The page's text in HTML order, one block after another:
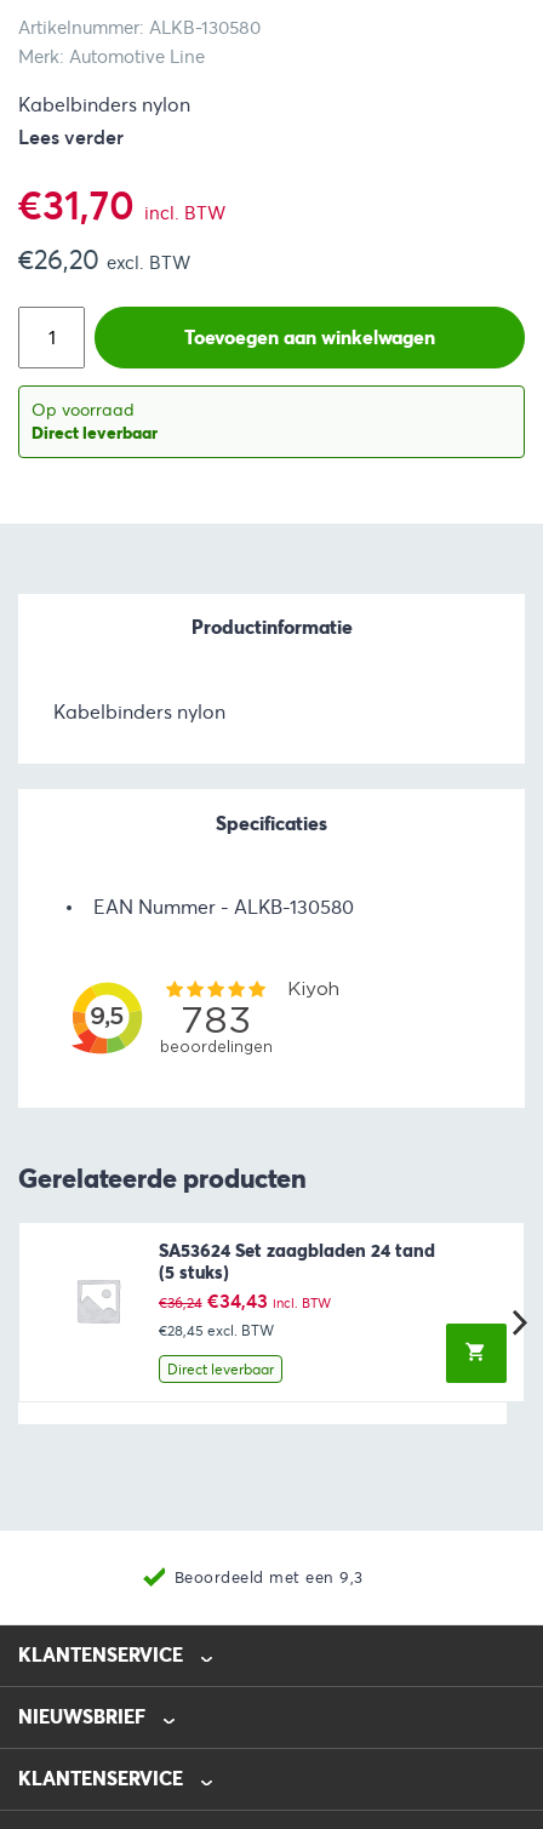
Artikelnummer: ALKB-130580
Merk: Automotive Line
Kabelbinders nylon
Lees verder
€31,70 incl. BTW
€26,20 excl. BTW
Toevoegen aan winkelwagen
Op voorraad
Direct leverbaar
Productinformatie
Kabelbinders nylon
Specificaties
EAN Nummer ALKB-130580
Gerelateerde producten
SA53624 Set zaagbladen 24 tand
(5 stuks)
€36,24 Oorspronkelijke
prijs
was:
€36,24.
€34,43Huidige
prijs
is:
€34,43.
incl. BTW
€28,45 excl. BTW
Direct leverbaar
Beoordeeld met een 9,3
KLANTENSERVICE
0475-218632
info@automotive-line.nl
NIEUWSBRIEF
KLANTENSERVICE
Bestellen